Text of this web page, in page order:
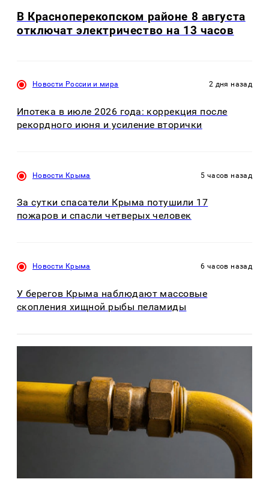
В Красноперекопском районе 8 августа
отключат электричество на 13 часов
Новости России и мира 2 дня назад
Ипотека в июле 2026 года: коррекция после
рекордного июня и усиление вторички
Новости Крыма 5 часов назад
За сутки спасатели Крыма потушили 17
пожаров и спасли четверых человек
Новости Крыма 6 часов назад
У берегов Крыма наблюдают массовые
скопления хищной рыбы пеламиды